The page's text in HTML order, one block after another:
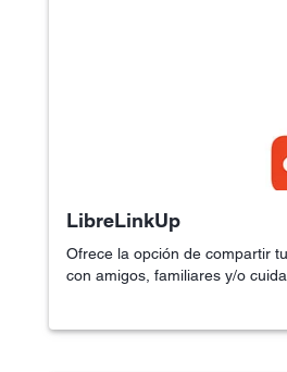
LibreLinkUp
Ofrece la opción de compartir
con amigos, familiares y/o